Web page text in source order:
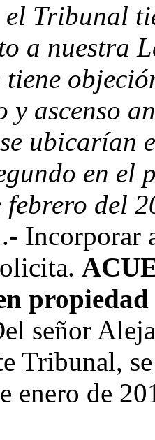
el Tribunal
a nuestra
y ascenso
ubicarían
en el
febrero del
Incorporar
señor
Tribunal,
enero de